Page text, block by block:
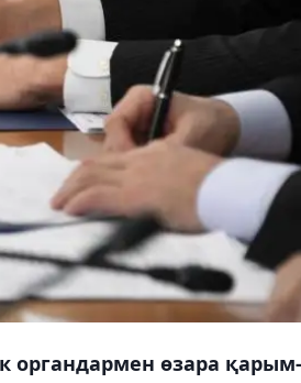
органдармен өзара қарым-